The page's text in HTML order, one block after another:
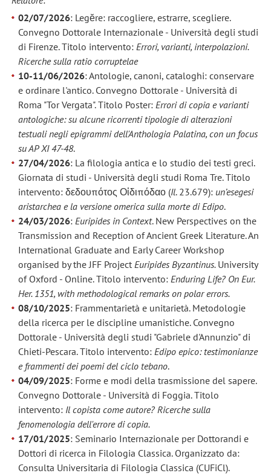
02/07/2026: Legĕre: raccogliere, estrarre, scegliere.
Convegno Dottorale Internazionale - Università degli studi
di Firenze. Titolo intervento:Errori, varianti, interpolazioni.
Ricerche sulla ratio corruptelae
10-11/06/2026: Antologie, canoni, cataloghi: conservare
e ordinare l'antico. Convegno Dottorale - Università di
Roma "Tor Vergata". Titolo Poster:Errori di copia e varianti
antologiche: su alcune ricorrenti tipologie di alterazioni
testuali negli epigrammi dell'Anthologia Palatina, con un focus
su AP XI 47-48.
27/04/2026: La filologia antica e lo studio dei testi greci.
Giornata di studi - Università degli studi Roma Tre. Titolo
intervento: δεδουπότος Οἰδιπόδαο (Il. 23.679): un’esegesi
aristarchea e la versione omerica sulla morte di Edipo.
24/03/2026:Euripides in Context. New Perspectives on the
Transmission and Reception of Ancient Greek Literature. An
International Graduate and Early Career Workshop
organised by the JFF ProjectEuripides Byzantinus. University
of Oxford - Online. Titolo intervento:Enduring Life? On Eur.
Her. 1351, with methodological remarks on polar errors.
08/10/2025: Frammentarietà e unitarietà. Metodologie
della ricerca per le discipline umanistiche. Convegno
Dottorale - Università degli studi "Gabriele d'Annunzio" di
Chieti-Pescara. Titolo intervento:Edipo epico: testimonianze
e frammenti dei poemi del ciclo tebano.
04/09/2025: Forme e modi della trasmissione del sapere.
Convegno Dottorale - Università di Foggia. Titolo
intervento: Il copista come autore? Ricerche sulla
fenomenologia dell'errore di copia.
17/01/2025: Seminario Internazionale per Dottorandi e
Dottori di ricerca in Filologia Classica. Organizzato da:
Consulta Universitaria di Filologia Classica (CUFiCl).